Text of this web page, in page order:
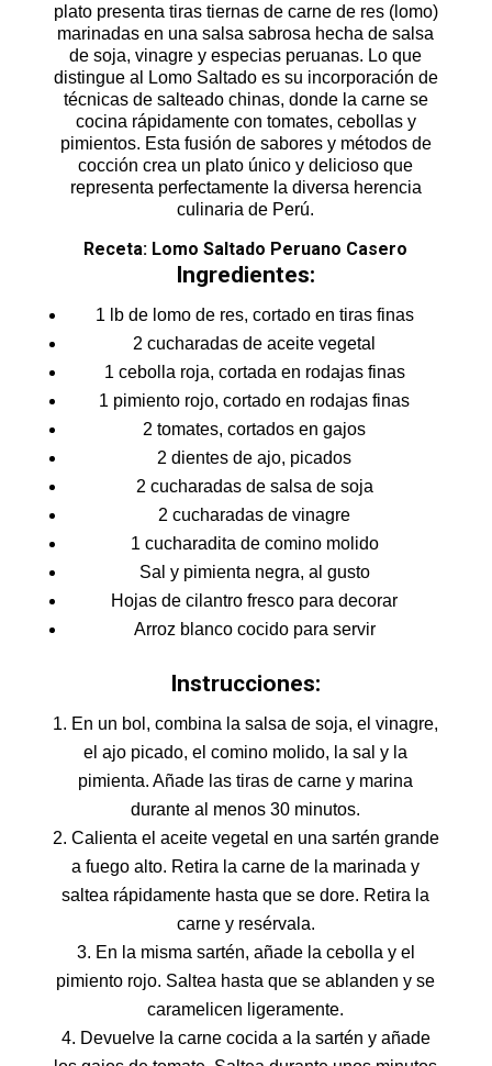
plato presenta tiras tiernas de carne de res (lomo)
marinadas en una salsa sabrosa hecha de salsa
de soja, vinagre y especias peruanas. Lo que
distingue al Lomo Saltado es su incorporación de
técnicas de salteado chinas, donde la carne se
cocina rápidamente con tomates, cebollas y
pimientos. Esta fusión de sabores y métodos de
cocción crea un plato único y delicioso que
representa perfectamente la diversa herencia
culinaria de Perú.
Receta: Lomo Saltado Peruano Casero
Ingredientes:
1 lb de lomo de res, cortado en tiras finas
2 cucharadas de aceite vegetal
1 cebolla roja, cortada en rodajas finas
1 pimiento rojo, cortado en rodajas finas
2 tomates, cortados en gajos
2 dientes de ajo, picados
2 cucharadas de salsa de soja
2 cucharadas de vinagre
1 cucharadita de comino molido
Sal y pimienta negra, al gusto
Hojas de cilantro fresco para decorar
Arroz blanco cocido para servir
Instrucciones:
En un bol, combina la salsa de soja, el vinagre,
el ajo picado, el comino molido, la sal y la
pimienta. Añade las tiras de carne y marina
durante al menos 30 minutos.
Calienta el aceite vegetal en una sartén grande
a fuego alto. Retira la carne de la marinada y
saltea rápidamente hasta que se dore. Retira la
carne y resérvala.
En la misma sartén, añade la cebolla y el
pimiento rojo. Saltea hasta que se ablanden y se
caramelicen ligeramente.
Devuelve la carne cocida a la sartén y añade